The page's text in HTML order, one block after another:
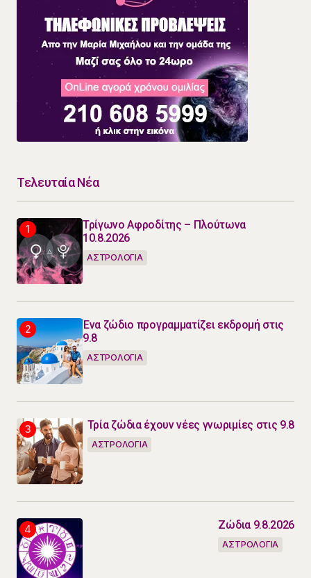
Τελευταία Νέα
Τρίγωνο Αφροδίτης – Πλούτωνα
10.8.2026
ΑΣΤΡΟΛΟΓΙΑ
Ένα ζώδιο προγραμματίζει εκδρομή στις
9.8
ΑΣΤΡΟΛΟΓΙΑ
Τρία ζώδια έχουν νέες γνωριμίες στις 9.8
ΑΣΤΡΟΛΟΓΙΑ
Ζώδια 9.8.2026
ΑΣΤΡΟΛΟΓΙΑ